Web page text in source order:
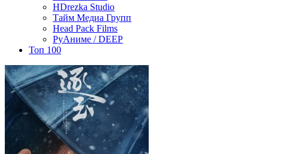
HDrezka Studio
Тайм Медиа Групп
Head Pack Films
РуАниме / DEEP
Топ 100